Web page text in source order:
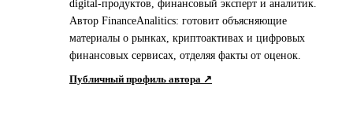
Сергей Перев — маркетолог, эксперт по развитию
digital-продуктов, финансовый эксперт и аналитик.
Автор FinanceAnalitics: готовит объясняющие
материалы о рынках, криптоактивах и цифровых
финансовых сервисах, отделяя факты от оценок.